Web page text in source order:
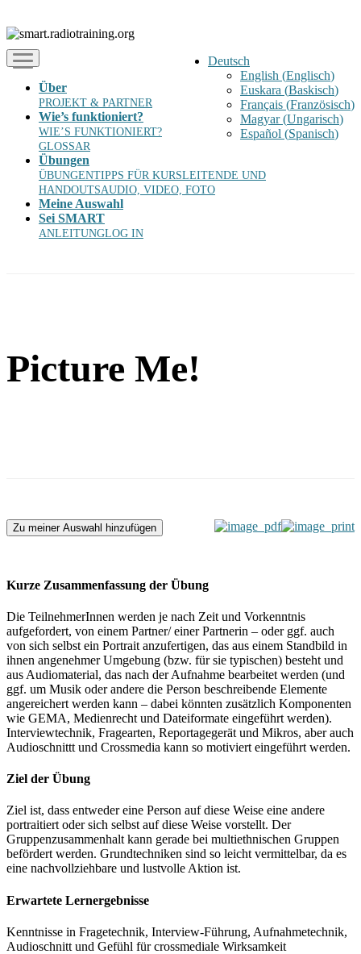
Deutsch
English (Englisch)
Euskara (Baskisch)
Français (Französisch)
Magyar(Ungarisch)
Español (Spanisch)
Über
PROJEKT & PARTNER
Wie’s funktioniert?
WIE’S FUNKTIONIERT?
GLOSSAR
Übungen
ÜBUNGENTIPPS FÜR KURSLEITENDE UND
HANDOUTSAUDIO, VIDEO, FOTO
Meine Auswahl
Sei SMART
ANLEITUNGLOG IN
Picture Me!
Zu meiner Auswahl hinzufügen
Kurze Zusammenfassung der Übung
Die TeilnehmerInnen werden je nach Zeit und Vorkenntnis
aufgefordert, von einem Partner/ einer Partnerin – oder ggf. auch
von sich selbst ein Portrait anzufertigen, das aus einem Standbild in
ihnen angenehmer Umgebung (bzw. für sie typischen) besteht und
aus Audiomaterial, das nach der Aufnahme bearbeitet werden (und
ggf. um Musik oder andere die Person beschreibende Elemente
angereichert werden kann – dabei könnten zusätzlich Komponenten
wie GEMA, Medienrecht und Dateiformate eingeführt werden).
Interviewtechnik, Fragearten, Reportagegerät und Mikros, aber auch
Audioschnittt und Crossmedia kann so motiviert eingeführt werden.
Ziel der Übung
Ziel ist, dass entweder eine Person auf diese Weise eine andere
portraitiert oder sich selbst auf diese Weise vorstellt. Der
Gruppenzusammenhalt kann gerade bei multiethnischen Gruppen
befördert werden. Grundtechniken sind so leicht vermittelbar, da es
eine nachvollziehbare und lustvolle Aktion ist.
Erwartete Lernergebnisse
Kenntnisse in Fragetechnik, Interview-Führung, Aufnahmetechnik,
Audioschnitt und Gefühl für crossmediale Wirksamkeit